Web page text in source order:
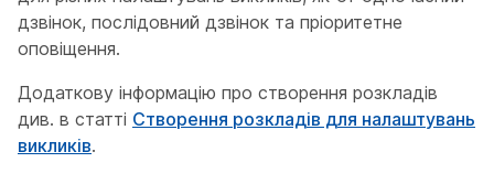
дзвінок, послідовний дзвінок та пріоритетне
оповіщення.
Додаткову інформацію про створення розкладів
див. в статті Створення розкладів для налаштувань
викликів.